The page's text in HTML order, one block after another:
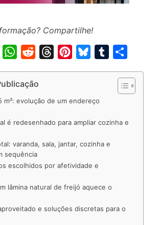
Compartilhe!
W
a
A
p
d
t
d
r
t
k
r
a
r
m²: evolução de um endereço
é redesenhado para ampliar cozinha e
varanda, sala, jantar, cozinha e
sequência
escolhidos por afetividade e
lâmina natural de freijó aquece o
e soluções discretas para o